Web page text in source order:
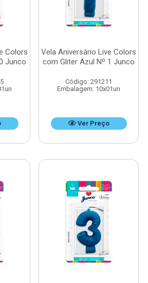
Colors
Junco
Vela Aniversário Live Colors
com Gliter Azul Nº 1 Junco
Código: 291211
Embalagem: 10x01un
Ver Preço